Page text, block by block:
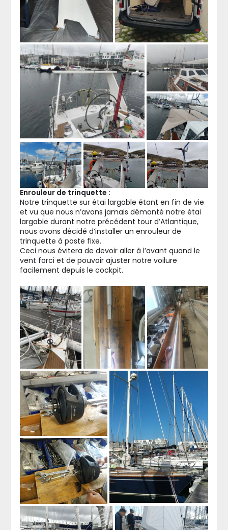
Enrouleur de trinquette :
Notre trinquette sur étai largable étant en fin de vie
et vu que nous n’avons jamais démonté notre étai
largable durant notre précédent tour d’Atlantique,
nous avons décidé d’installer un enrouleur de
trinquette à poste fixe.
Ceci nous évitera de devoir aller à l’avant quand le
vent forci et de pouvoir ajuster notre voilure
facilement depuis le cockpit.